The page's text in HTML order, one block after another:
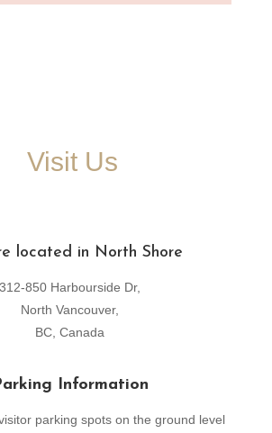
Visit Us
located in North Shore
312-850 Harbourside Dr,
North Vancouver,
BC, Canada
Information
parking spots on the ground level